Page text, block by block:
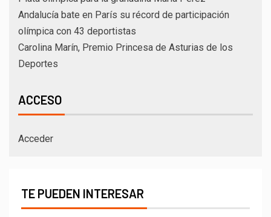
Andalucía bate en París su récord de participación
olímpica con 43 deportistas
Carolina Marín, Premio Princesa de Asturias de los
Deportes
ACCESO
Acceder
TE PUEDEN INTERESAR